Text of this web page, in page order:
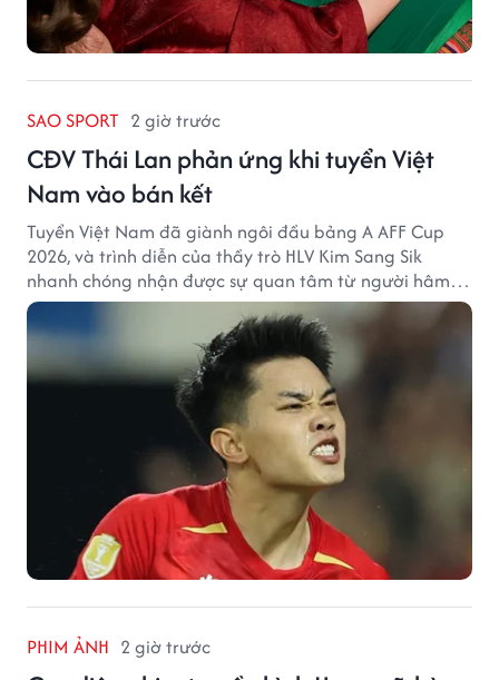
SAO SPORT 2 giờ trước
CĐV Thái Lan phản ứng khi tuyển Việt
Nam vào bán kết
Tuyển Việt Nam đã giành ngôi đầu bảng A AFF Cup
2026, và trình diễn của thầy trò HLV Kim Sang Sik
nhanh chóng nhận được sự quan tâm từ người hâm
mộ Thái Lan.
PHIM ẢNH 2 giờ trước